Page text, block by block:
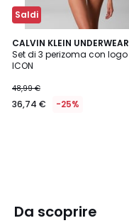
Saldi
CALVIN KLEIN UNDERWEAR
Set di 3 perizoma con logo
ICON
48,99 €
36,74 € -25%
Da scoprire